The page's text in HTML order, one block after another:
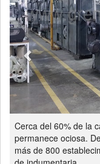
Cerca del 60% de la
permanece ociosa.
más de 800